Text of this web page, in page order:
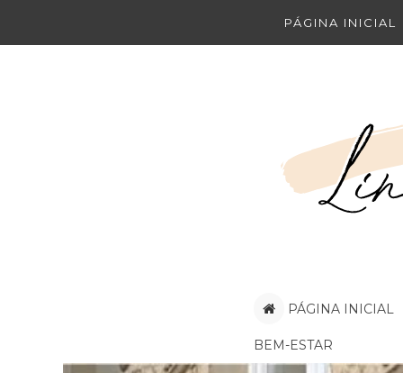
PÁGINA INICIAL
PÁGINA INICIAL
BEM-ESTAR